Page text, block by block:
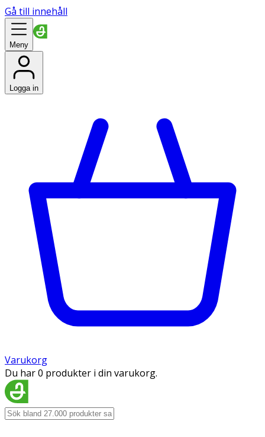
Gå till innehåll
Meny
Logga in
Varukorg
Du har 0 produkter i din varukorg.